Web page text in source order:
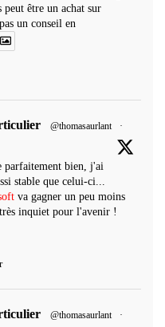
peut être un achat sur
un conseil en
@thomasaurlant
·
parfaitement bien, j'ai
stable que celui-ci...
va gagner un peu moins
inquiet pour l'avenir !
@thomasaurlant
·